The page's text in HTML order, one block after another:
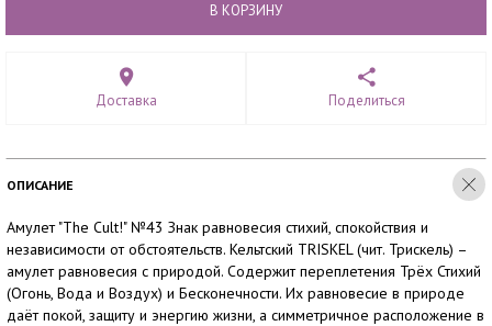
В КОРЗИНУ
Доставка Поделиться
ОПИСАНИЕ
Амулет "The Cult!" №43 Знак равновесия стихий, спокойствия и
независимости от обстоятельств. Кельтский TRISKEL (чит. Трискель) –
амулет равновесия с природой. Содержит переплетения Трёх Стихий
(Огонь, Вода и Воздух) и Бесконечности. Их равновесие в природе
даёт покой, защиту и энергию жизни, а симметричное расположение в